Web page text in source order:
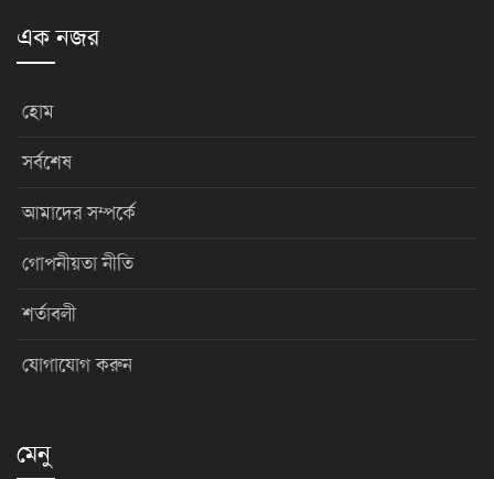
এক নজর
হোম
সর্বশেষ
আমাদের সম্পর্কে
গোপনীয়তা নীতি
শর্তাবলী
যোগাযোগ করুন
মেনু